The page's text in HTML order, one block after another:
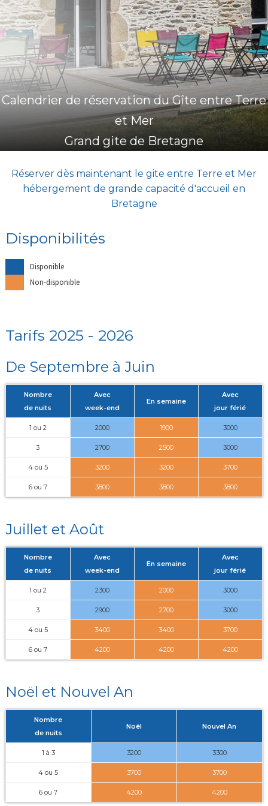
Meublé de tourisme ★ ★ ★ ★
Calendrier de réservation du Gîte entre Terre
et Mer
Grand gite de Bretagne
Réserver dès maintenant le gite entre Terre et Mer
hébergement de grande capacité d'accueil en
Bretagne
Disponibilités
Disponible
Non-disponible
Tarifs 2025 - 2026
De Septembre à Juin
Nombre
de nuits
Avec
week-end
En semaine
Avec
jour férié
1 ou 2 2000 1900 3000
3 2700 2500 3000
4 ou 5 3200 3200 3700
6 ou 7 3800 3800 3800
Juillet et Août
Nombre
de nuits
Avec
week-end
En semaine
Avec
jour férié
1 ou 2 2300 2000 3000
3 2900 2700 3000
4 ou 5 3400 3400 3700
6 ou 7 4200 4200 4200
Noël et Nouvel An
Nombre
de nuits
Noël Nouvel An
1 à 3 3200 3300
4 ou 5 3700 3700
6 ou 7 4200 4200